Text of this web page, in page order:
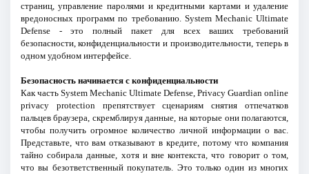
страниц, управление паролями и кредитными картами и удаление
вредоносных программ по требованию. System Mechanic Ultimate
Defense - это полный пакет для всех ваших требований
безопасности, конфиденциальности и производительности, теперь в
одном удобном интерфейсе.
Безопасность начинается с конфиденциальности
Как часть System Mechanic Ultimate Defense, Privacy Guardian online
privacy protection препятствует сценариям снятия отпечатков
пальцев браузера, скремблируя данные, на которые они полагаются,
чтобы получить огромное количество личной информации о вас.
Представьте, что вам отказывают в кредите, потому что компания
тайно собирала данные, хотя и вне контекста, что говорит о том,
что вы безответственный покупатель. Это только один из многих